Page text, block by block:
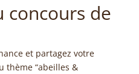
concours de
et partagez votre
thème “abeilles &